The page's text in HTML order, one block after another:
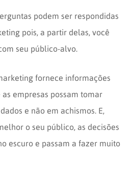
podem ser respondidas
pois, a partir delas, você
seu público-alvo.
fornece informações
empresas possam tomar
e não em achismos. E,
o seu público, as decisões
escuro e passam a fazer muito